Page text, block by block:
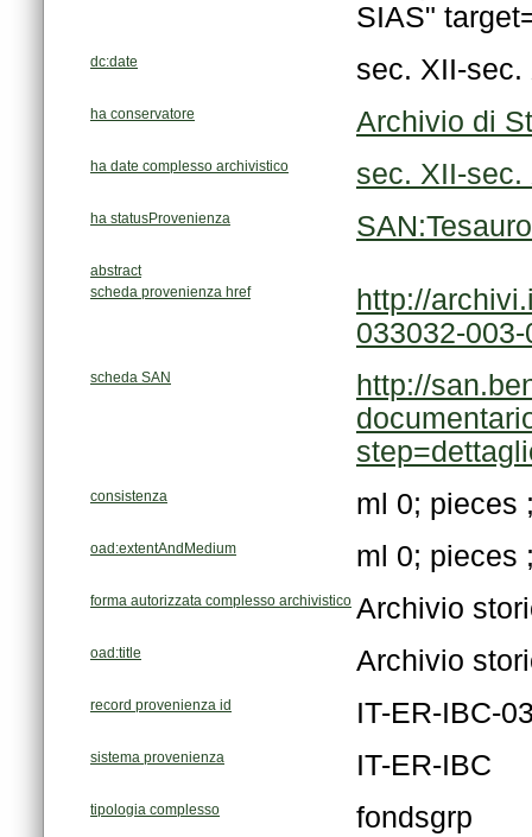
SIAS"
dc:date sec. XII-
ha conservatore Archivio di
ha date complesso archivistico sec. XII-
ha statusProvenienza
abstract
scheda provenienza href
033032-003-
scheda SAN
consistenza ml 0; pieces
oad:extentAndMedium ml 0; pieces
forma autorizzata complesso archivistico Archivio
oad:title Archivio
record provenienza id IT-ER-IBC-
sistema provenienza IT-ER-IBC
tipologia complesso fondsgrp